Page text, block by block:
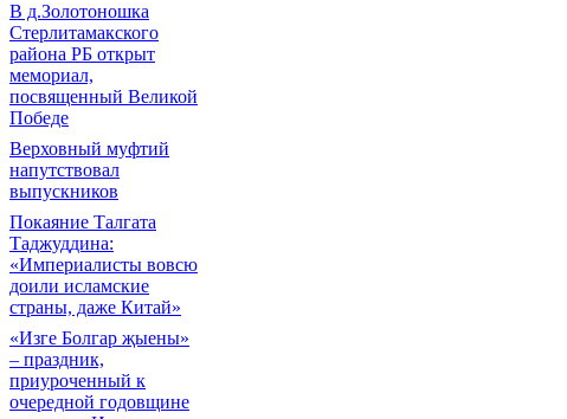
В д.Золотоношка
Стерлитамакского
района РБ открыт
мемориал,
посвященный Великой
Победе
Верховный муфтий
напутствовал
выпускников
Покаяние Талгата
Таджуддина:
«Империалисты вовсю
доили исламские
страны, даже Китай»
«Изге Болгар җыены»
– праздник,
приуроченный к
очередной годовщине